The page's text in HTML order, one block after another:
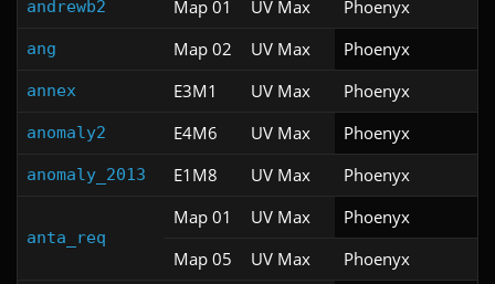
andrewb2 Map 01 UV Max Phoenyx
ang Map 02 UV Max Phoenyx
annex E3M1 UV Max Phoenyx
anomaly2 E4M6 UV Max Phoenyx
anomaly_2013 E1M8 UV Max Phoenyx
anta_req
Map 01 UV Max Phoenyx
Map 05
UV Max Phoenyx